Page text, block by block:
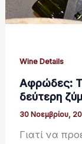
Wine Details
Αφρώδες:
δεύτερη
30 Νοεμβρίου,
Γιατί να